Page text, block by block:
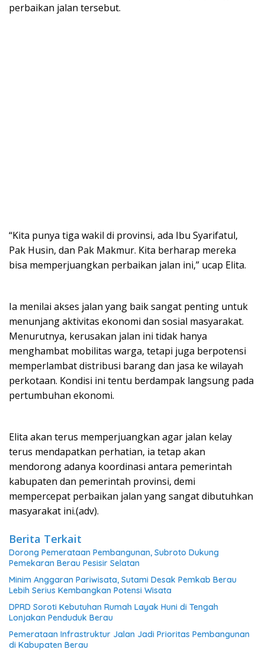
perbaikan jalan tersebut.
“Kita punya tiga wakil di provinsi, ada Ibu Syarifatul,
Pak Husin, dan Pak Makmur. Kita berharap mereka
bisa memperjuangkan perbaikan jalan ini,” ucap Elita.
Ia menilai akses jalan yang baik sangat penting untuk
menunjang aktivitas ekonomi dan sosial masyarakat.
Menurutnya, kerusakan jalan ini tidak hanya
menghambat mobilitas warga, tetapi juga berpotensi
memperlambat distribusi barang dan jasa ke wilayah
perkotaan. Kondisi ini tentu berdampak langsung pada
pertumbuhan ekonomi.
Elita akan terus memperjuangkan agar jalan kelay
terus mendapatkan perhatian, ia tetap akan
mendorong adanya koordinasi antara pemerintah
kabupaten dan pemerintah provinsi, demi
mempercepat perbaikan jalan yang sangat dibutuhkan
masyarakat ini.(adv).
Berita Terkait
Dorong Pemerataan Pembangunan, Subroto Dukung
Pemekaran Berau Pesisir Selatan
Minim Anggaran Pariwisata, Sutami Desak Pemkab Berau
Lebih Serius Kembangkan Potensi Wisata
DPRD Soroti Kebutuhan Rumah Layak Huni di Tengah
Lonjakan Penduduk Berau
Pemerataan Infrastruktur Jalan Jadi Prioritas Pembangunan
di Kabupaten Berau